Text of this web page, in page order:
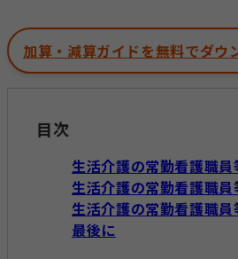
加算・減算ガイドを無料でダウ
目次
生活介護の常勤看護職
生活介護の常勤看護職
生活介護の常勤看護職
最後に